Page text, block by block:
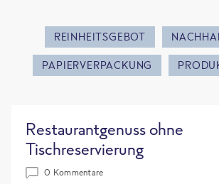
REINHEITSGEBOT
PAPIERVERPACKUNG
Restaurantgenuss ohne
Tischreservierung
0 Kommentare